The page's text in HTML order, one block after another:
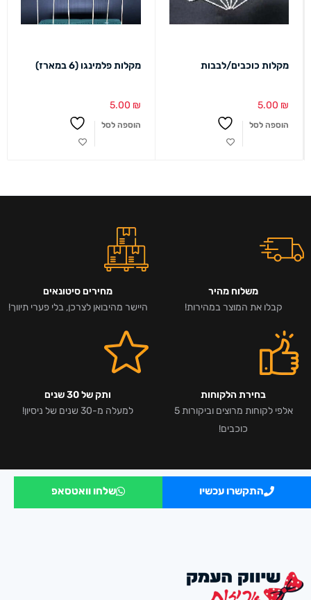
מקלות כוכבים/לבבות
5.00 ₪
הוספה לסל
מקלות פלמינגו (6 במארז)
5.00 ₪
הוספה לסל
משלוח מהיר
קבלו את המוצר במהירות!
מחירים סיטונאים
היישר מהיבואן לצרכן, בלי פערי תיווך!
בחירת הלקוחות
אלפי לקוחות מרוצים וביקורות 5
כוכבים!
ותק של 30 שנים
למעלה מ-30 שנים של ניסיון!
התקשרו עכשיו שלחו וואטסאפ